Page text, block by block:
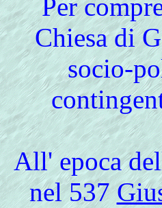
Per
Chiesa di
socio-
All'epoca
nel 537